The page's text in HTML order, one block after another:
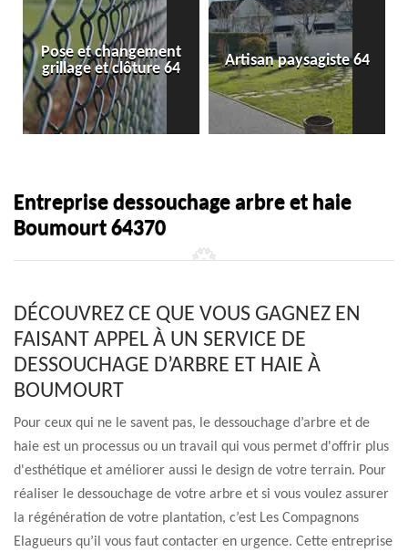
Pose et changement
grillage et clôture 64
Artisan paysagiste 64
Entreprise dessouchage arbre et haie
Boumourt 64370
DÉCOUVREZ CE QUE VOUS GAGNEZ EN
FAISANT APPEL À UN SERVICE DE
DESSOUCHAGE D’ARBRE ET HAIE À
BOUMOURT
Pour ceux qui ne le savent pas, le dessouchage d’arbre et de
haie est un processus ou un travail qui vous permet d'offrir plus
d'esthétique et améliorer aussi le design de votre terrain. Pour
réaliser le dessouchage de votre arbre et si vous voulez assurer
la régénération de votre plantation, c’est Les Compagnons
Elagueurs qu’il vous faut contacter en urgence. Cette entreprise